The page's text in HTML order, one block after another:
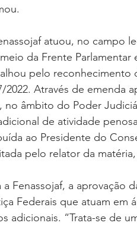
atuou, no campo
da Frente Parlamentar
pelo reconhecimento
2022. Através de emenda
no âmbito do Poder
de atividade
ao Presidente do
pelo relator da
a Fenassojaf, a aprovação
Federais que atuam em
adicionais. “Trata-se de